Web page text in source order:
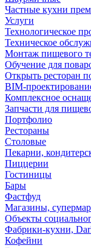
Частные кухни
Услуги
Технологическое
Техническое
Монтаж пищевого
Обучение для
Открыть ресторан
BIM-
Комплексное
Запчасти для
Портфолио
Рестораны
Столовые
Пекарни,
Пиццерии
Гостиницы
Бары
Фастфуд
Магазины,
Объекты
Фабрики-кухни,
Кофейни